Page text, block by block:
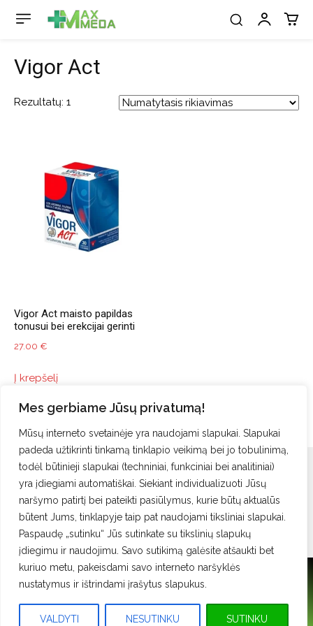
Mes gerbiame Jūsų privatumą!
Mūsų interneto svetainėje yra naudojami slapukai. Slapukai
padeda užtikrinti tinkamą tinklapio veikimą bei jo tobulinimą,
todėl būtinieji slapukai (techniniai, funkciniai bei analitiniai)
yra įdiegiami automatiškai. Siekiant individualizuoti Jūsų
naršymo patirtį bei pateikti pasiūlymus, kurie būtų aktualūs
būtent Jums, tinklapyje taip pat naudojami tiksliniai slapukai.
Paspaudę „sutinku“ Jūs sutinkate su tikslinių slapukų
įdiegimu ir naudojimu. Savo sutikimą galėsite atšaukti bet
kuriuo metu, pakeisdami savo interneto naršyklės
nustatymus ir ištrindami įrašytus slapukus.
VALDYTI NESUTINKU SUTINKU
Vigor Act
Rezultatų: 1
Vigor Act maisto papildas
tonusui bei erekcijai gerinti
27.00 €
Į krepšelį
© 2026. MAXMEDA GINEKOLOGIJOS KLINIKA VILNIUJE
info@maxmeda.lt
Tel: +370 52137708 , Tel: +370 62078846